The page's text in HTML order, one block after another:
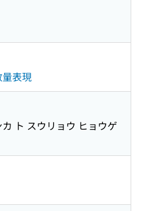
表現
ト スウリョウ ヒョウゲ